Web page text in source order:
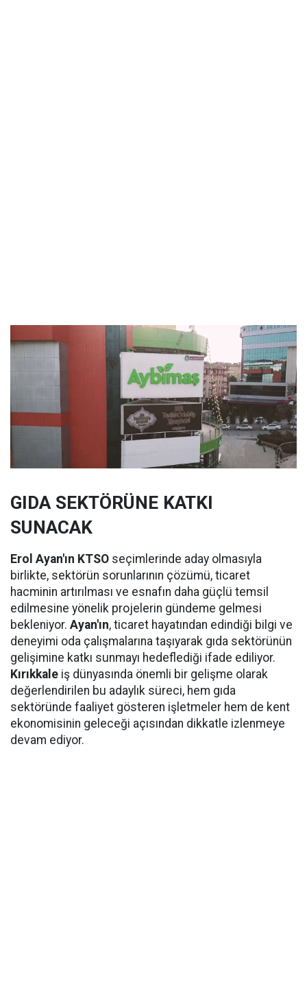
GIDA SEKTÖRÜNE KATKI
SUNACAK
Erol Ayan'ın KTSO seçimlerinde aday olmasıyla
birlikte, sektörün sorunlarının çözümü, ticaret
hacminin artırılması ve esnafın daha güçlü temsil
edilmesine yönelik projelerin gündeme gelmesi
bekleniyor. Ayan'ın, ticaret hayatından edindiği bilgi ve
deneyimi oda çalışmalarına taşıyarak gıda sektörünün
gelişimine katkı sunmayı hedeflediği ifade ediliyor.
Kırıkkale iş dünyasında önemli bir gelişme olarak
değerlendirilen bu adaylık süreci, hem gıda
sektöründe faaliyet gösteren işletmeler hem de kent
ekonomisinin geleceği açısından dikkatle izlenmeye
devam ediyor.